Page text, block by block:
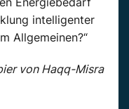
intelligenter
Allgemeinen?“
von Haqq-Misra